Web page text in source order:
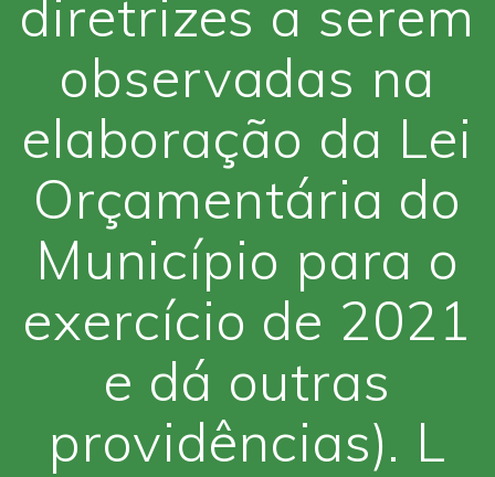
diretrizes a serem
observadas na
elaboração da Lei
Orçamentária do
Município para o
exercício de 2021
e dá outras
providências). L